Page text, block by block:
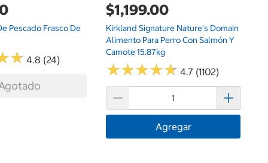
Pescado Frasco De
★
★ 4.8 (24)
$1,199.00
Kirkland Signature Nature's Domain
Alimento Para Perro Con Salmón Y
Camote 15.87kg
★★★★★
★★★★★ 4.7 (1102)
Agregar